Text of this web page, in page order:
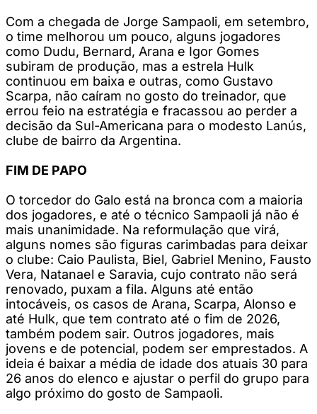
Com a chegada de Jorge Sampaoli, em setembro,
o time melhorou um pouco, alguns jogadores
como Dudu, Bernard, Arana e Igor Gomes
subiram de produção, mas a estrela Hulk
continuou em baixa e outras, como Gustavo
Scarpa, não caíram no gosto do treinador, que
errou feio na estratégia e fracassou ao perder a
decisão da Sul-Americana para o modesto Lanús,
clube de bairro da Argentina.
FIM DE PAPO
O torcedor do Galo está na bronca com a maioria
dos jogadores, e até o técnico Sampaoli já não é
mais unanimidade. Na reformulação que virá,
alguns nomes são figuras carimbadas para deixar
o clube: Caio Paulista, Biel, Gabriel Menino, Fausto
Vera, Natanael e Saravia, cujo contrato não será
renovado, puxam a fila. Alguns até então
intocáveis, os casos de Arana, Scarpa, Alonso e
até Hulk, que tem contrato até o fim de 2026,
também podem sair. Outros jogadores, mais
jovens e de potencial, podem ser emprestados. A
ideia é baixar a média de idade dos atuais 30 para
26 anos do elenco e ajustar o perfil do grupo para
algo próximo do gosto de Sampaoli.